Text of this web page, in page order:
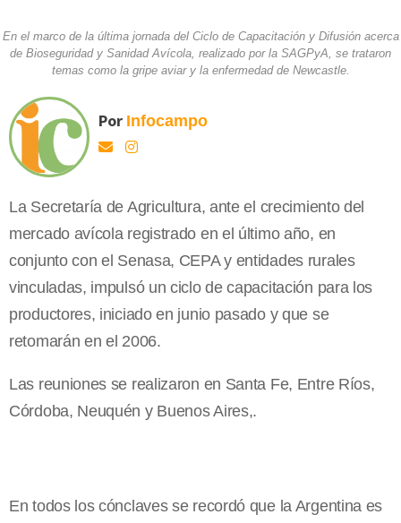
En el marco de la última jornada del Ciclo de Capacitación y Difusión acerca
de Bioseguridad y Sanidad Avícola, realizado por la SAGPyA, se trataron
temas como la gripe aviar y la enfermedad de Newcastle.
Por Infocampo
La Secretaría de Agricultura, ante el crecimiento del
mercado avícola registrado en el último año, en
conjunto con el Senasa, CEPA y entidades rurales
vinculadas, impulsó un ciclo de capacitación para los
productores, iniciado en junio pasado y que se
retomarán en el 2006.
Las reuniones se realizaron en Santa Fe, Entre Ríos,
Córdoba, Neuquén y Buenos Aires,.
En todos los cónclaves se recordó que la Argentina es